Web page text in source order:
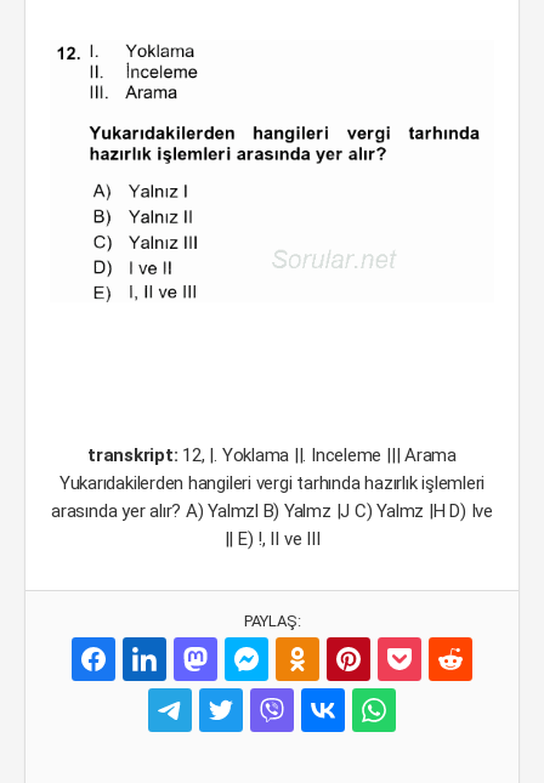
transkript: 12, |. Yoklama ||. Inceleme ||| Arama
Yukarıdakilerden hangileri vergi tarhında hazırlık işlemleri
arasında yer alır? A) Yalmzl B) Yalmz |J C) Yalmz |H D) Ive
|| E) !, II ve III
PAYLAŞ: